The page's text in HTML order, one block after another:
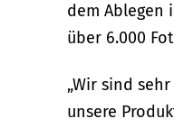
dem Ablegen
über 6.000
„Wir sind
unsere